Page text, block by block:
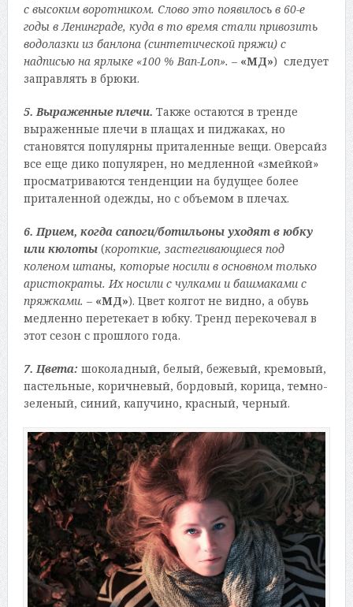
с высоким воротником. Слово это появилось в 60-е
годы в Ленинграде, куда в то время стали привозить
водолазки из банлона (синтетической пряжи) с
надписью на ярлыке «100 % Ban-Lon». – «МД») следует
заправлять в брюки.
5. Выраженные плечи. Также остаются в тренде
выраженные плечи в плащах и пиджаках, но
становятся популярны приталенные вещи. Оверсайз
все еще дико популярен, но медленной «змейкой»
просматриваются тенденции на будущее более
приталенной одежды, но с объемом в плечах.
6. Прием, когда сапоги/ботильоны уходят в юбку
или кюлоты(короткие, застегивающиеся под
коленом штаны, которые носили в основном только
аристократы. Их носили с чулками и башмаками с
пряжками. – «МД»). Цвет колгот не видно, а обувь
медленно перетекает в юбку. Тренд перекочевал в
этот сезон с прошлого года.
7. Цвета: шоколадный, белый, бежевый, кремовый,
пастельные, коричневый, бордовый, корица, темно-
зеленый, синий, капучино, красный, черный.